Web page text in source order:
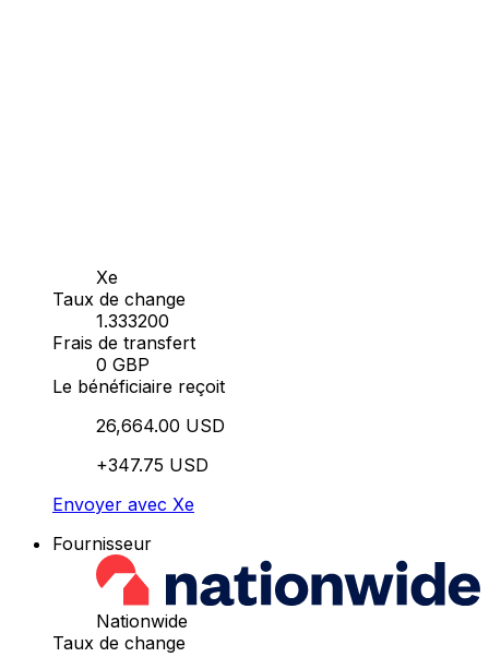
Xe
Taux de change
1.333200
Frais de transfert
0 GBP
Le bénéficiaire reçoit
26,664.00 USD
+347.75 USD
Envoyer avec Xe
Fournisseur
Nationwide
Taux de change